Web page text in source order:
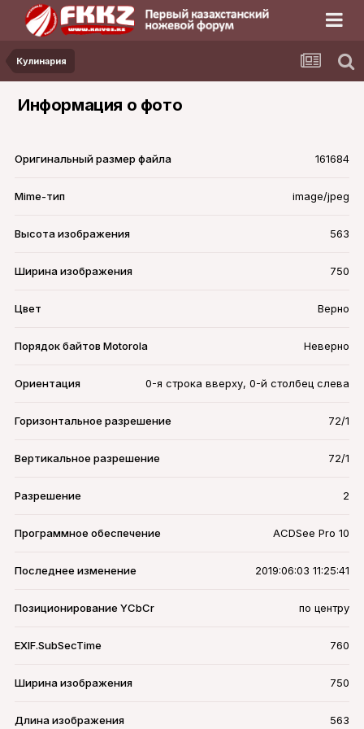
Кулинария
Информация о фото
Оригинальный размер файла 161684
Mime-тип image/jpeg
Высота изображения 563
Ширина изображения 750
Цвет Верно
Порядок байтов Motorola Неверно
Ориентация 0-я строка вверху, 0-й столбец слева
Горизонтальное разрешение 72/1
Вертикальное разрешение 72/1
Разрешение 2
Программное обеспечение ACDSee Pro 10
Последнее изменение 2019:06:03 11:25:41
Позиционирование YCbCr по центру
EXIF.SubSecTime 760
Ширина изображения 750
Длина изображения 563